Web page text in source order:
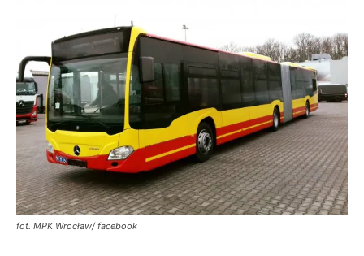
fot. MPK Wrocław/ facebook